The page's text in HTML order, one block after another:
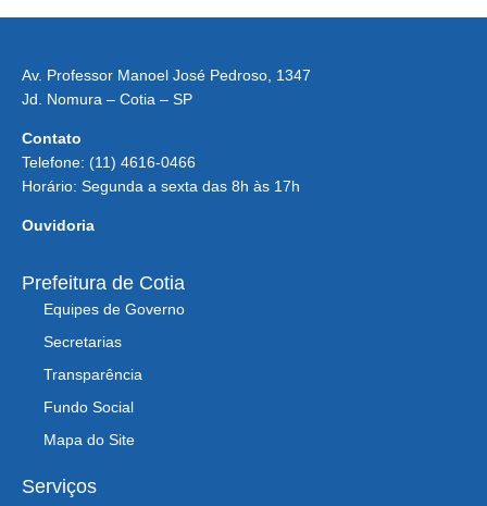
Av. Professor Manoel José Pedroso, 1347
Jd. Nomura – Cotia – SP
Contato
Telefone: (11) 4616-0466
Horário: Segunda a sexta das 8h às 17h
Ouvidoria
Prefeitura de Cotia
Equipes de Governo
Secretarias
Transparência
Fundo Social
Mapa do Site
Serviços